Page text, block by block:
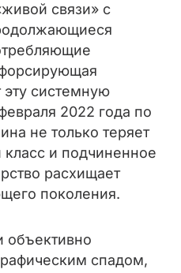
связи» с
системную
2022 года по
не только теряет
и подчиненное
расхищает
поколения.
объективно
спадом,